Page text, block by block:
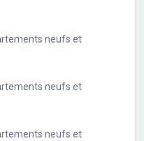
neufs et
neufs et
neufs et